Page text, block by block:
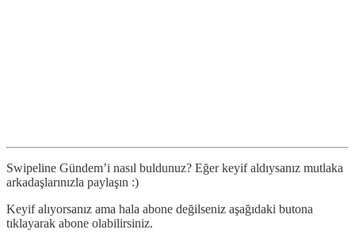
Swipeline Gündem’i nasıl buldunuz? Eğer keyif aldıysanız mutlaka
arkadaşlarınızla paylaşın :)
Keyif alıyorsanız ama hala abone değilseniz aşağıdaki butona
tıklayarak abone olabilirsiniz.